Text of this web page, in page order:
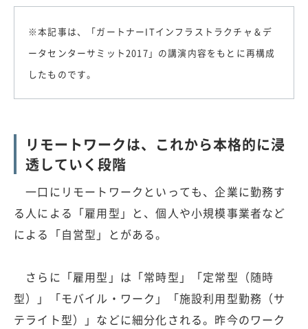
※本記事は、「ガートナーITインフラストラクチャ＆デ
ータセンターサミット2017」の講演内容をもとに再構成
したものです。
リモートワークは、これから本格的に浸
透していく段階
一口にリモートワークといっても、企業に勤務す
る人による「雇用型」と、個人や小規模事業者など
による「自営型」とがある。
さらに「雇用型」は「常時型」「定常型（随時
型）」「モバイル・ワーク」「施設利用型勤務（サ
テライト型）」などに細分化される。昨今のワーク